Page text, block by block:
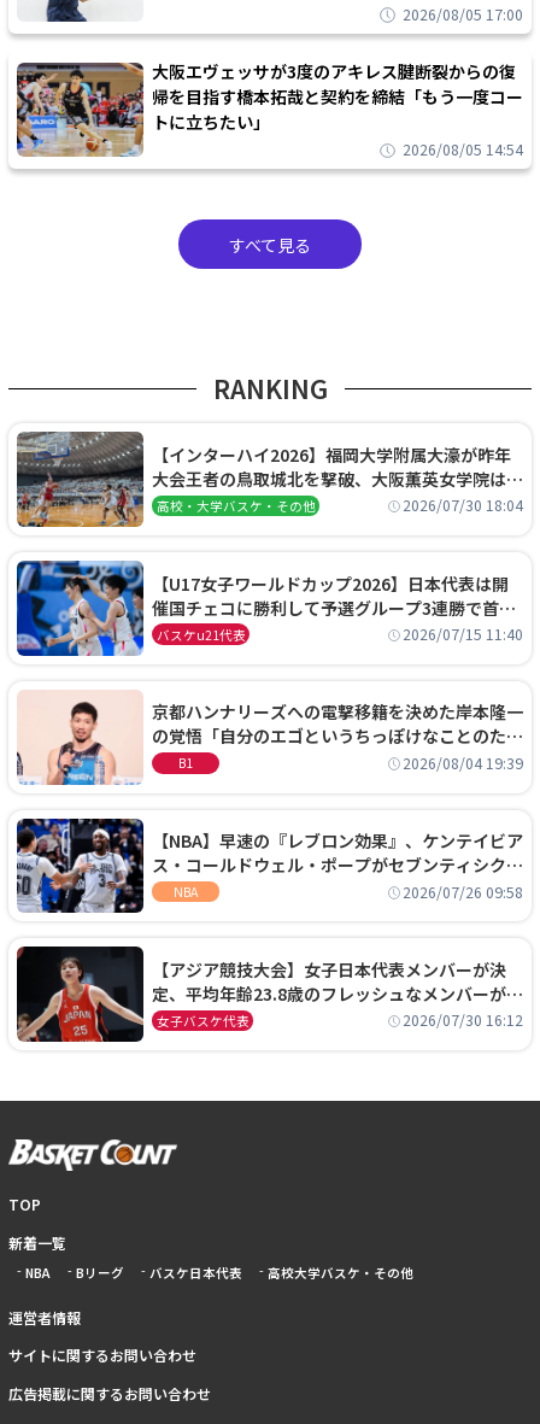
2026/08/05 17:00
大阪エヴェッサが3度のアキレス腱断裂からの復
帰を目指す橋本拓哉と契約を締結「もう一度コー
トに立ちたい」
2026/08/05 14:54
すべて見る
RANKING
【インターハイ2026】福岡大学附属大濠が昨年
大会王者の鳥取城北を撃破、大阪薫英女学院は岐
阜女子に完勝、大会3日目試合結果
高校・大学バスケ・その他 2026/07/30 18:04
【U17女子ワールドカップ2026】日本代表は開
催国チェコに勝利して予選グループ3連勝で首位
通過！準々決勝の相手はエジプトに決定
バスケu21代表 2026/07/15 11:40
京都ハンナリーズへの電撃移籍を決めた岸本隆一
の覚悟「自分のエゴというちっぽけなことのため
に、京都に来たわけではない」
B1 2026/08/04 19:39
【NBA】早速の『レブロン効果』、ケンテイビア
ス・コールドウェル・ポープがセブンティシクサ
ーズに1年契約で加入
NBA 2026/07/26 09:58
【アジア競技大会】女子日本代表メンバーが決
定、平均年齢23.8歳のフレッシュなメンバーが日
本開催の大舞台で頂点を狙う
女子バスケ代表 2026/07/30 16:12
TOP
新着一覧
NBA Bリーグ バスケ日本代表 高校大学バスケ・その他
運営者情報
サイトに関するお問い合わせ
広告掲載に関するお問い合わせ